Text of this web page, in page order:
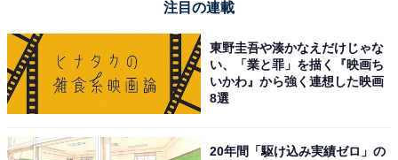
注目の連載
東野圭吾や湊かなえだけじゃな
い、「業と罪」を描く『映画ち
いかわ』から強く連想した映画
8選
20年間「駆け込み実績ゼロ」の